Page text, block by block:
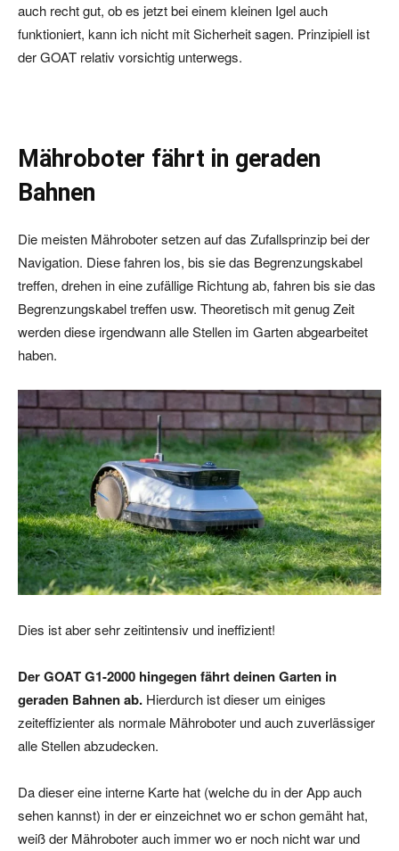
auch recht gut, ob es jetzt bei einem kleinen Igel auch
funktioniert, kann ich nicht mit Sicherheit sagen. Prinzipiell ist
der GOAT relativ vorsichtig unterwegs.
Mähroboter fährt in geraden
Bahnen
Die meisten Mähroboter setzen auf das Zufallsprinzip bei der
Navigation. Diese fahren los, bis sie das Begrenzungskabel
treffen, drehen in eine zufällige Richtung ab, fahren bis sie das
Begrenzungskabel treffen usw. Theoretisch mit genug Zeit
werden diese irgendwann alle Stellen im Garten abgearbeitet
haben.
Dies ist aber sehr zeitintensiv und ineffizient!
Der GOAT G1-2000 hingegen fährt deinen Garten in
geraden Bahnen ab. Hierdurch ist dieser um einiges
zeiteffizienter als normale Mähroboter und auch zuverlässiger
alle Stellen abzudecken.
Da dieser eine interne Karte hat (welche du in der App auch
sehen kannst) in der er einzeichnet wo er schon gemäht hat,
weiß der Mähroboter auch immer wo er noch nicht war und